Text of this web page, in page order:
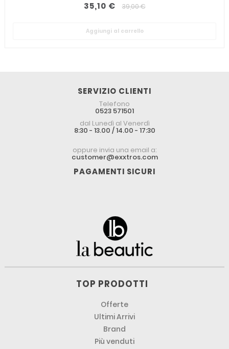
35,10 € 39,00 €
Aggiungi al carrello
SERVIZIO CLIENTI
Telefono
0523 571501
dal Lunedì al Venerdì
8:30 - 13.00 / 14.00 - 17:30
oppure invia una email a:
customer@exxtros.com
PAGAMENTI SICURI
TOP PRODOTTI
Offerte
Ultimi Arrivi
Brand
Più venduti